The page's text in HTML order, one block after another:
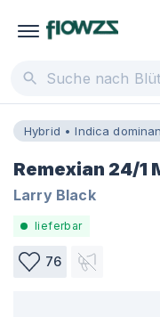
Hybrid • Indica
Remexian 24/1
Larry Black
lieferbar
76